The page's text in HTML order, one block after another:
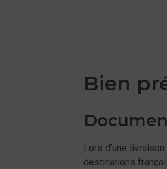
Bien
Lors d’une
destinations